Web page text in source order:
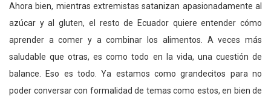
Ahora bien, mientras extremistas satanizan apasionadamente al
azúcar y al gluten, el resto de Ecuador quiere entender cómo
aprender a comer y a combinar los alimentos. A veces más
saludable que otras, es como todo en la vida, una cuestión de
balance. Eso es todo. Ya estamos como grandecitos para no
poder conversar con formalidad de temas como estos, en bien de